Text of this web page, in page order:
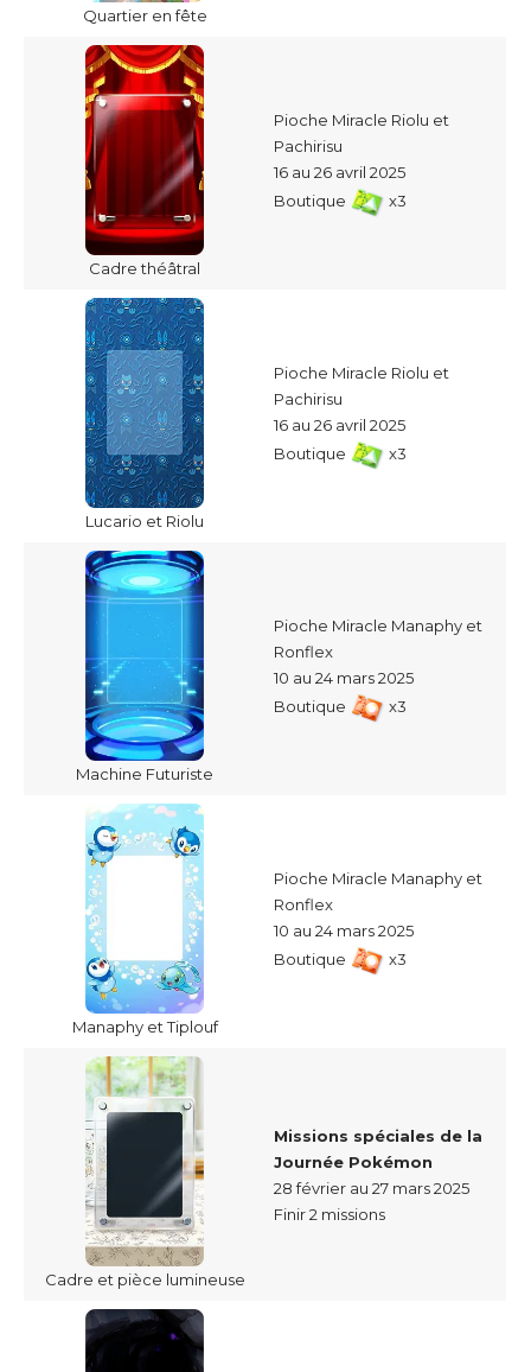
Quartier en fête
Cadre théâtral
Pioche Miracle Riolu et
Pachirisu
16 au 26 avril 2025
Boutique
x3
Lucario et Riolu
Pioche Miracle Riolu et
Pachirisu
16 au 26 avril 2025
Boutique
x3
Machine Futuriste
Pioche Miracle Manaphy et
Ronflex
10 au 24 mars 2025
Boutique
x3
Manaphy et Tiplouf
Pioche Miracle Manaphy et
Ronflex
10 au 24 mars 2025
Boutique
x3
Cadre et pièce lumineuse
Missions spéciales de la
Journée Pokémon
28 février au 27 mars 2025
Finir 2 missions